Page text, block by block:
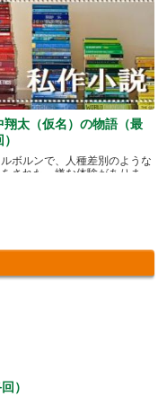
翔太（仮名）の物語（最
ボルンで、人種差別のような
をされた、嫌な体験がありま
）